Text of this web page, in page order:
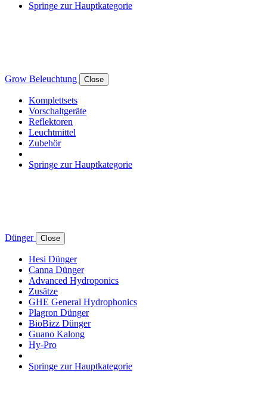
Springe zur Hauptkategorie
Grow Beleuchtung Close
Komplettsets
Vorschaltgeräte
Reflektoren
Leuchtmittel
Zubehör
Springe zur Hauptkategorie
Dünger Close
Hesi Dünger
Canna Dünger
Advanced Hydroponics
Zusätze
GHE General Hydrophonics
Plagron Dünger
BioBizz Dünger
Guano Kalong
Hy-Pro
Springe zur Hauptkategorie